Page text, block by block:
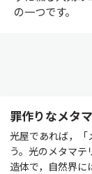
の一つです。
罪作りなメタ
光屋であれば，「
う。光のメタマ
造体で，自然界に